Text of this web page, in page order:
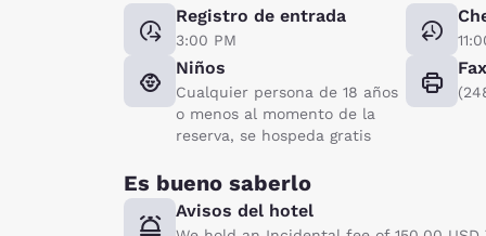
Registro de entrada
3:00 PM
Niños
Cualquier persona de 18 años
o menos al momento de la
reserva, se hospeda gratis
Fax
Es bueno saberlo
Avisos del hotel